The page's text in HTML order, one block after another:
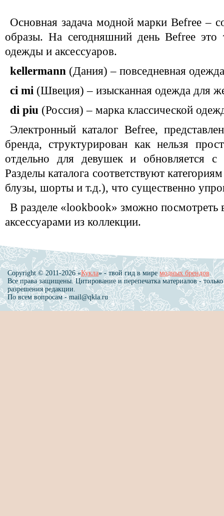
Основная задача модной марки Befree –
образы. На сегодняшний день Befree это
одежды и аксессуаров.
kellermann (Дания) – повседневная
сi mi (Швеция) – изысканная одежда для
di piu (Россия) – марка классической
Электронный каталог Befree,
бренда, структурирован как нельзя
отдельно для девушек и обновляется
Разделы каталога соответствуют
блузы, шорты и т.д.), что существенно
В разделе «lookbook» зможно посмотреть
аксессуарами из коллекции.
Copyright © 2011-2026 «Кукла» - твой гид в миремодных брендов.
Все права защищены. Цитирование и перепечатка материалов - только
разрешения редакции.
По всем вопросам - mail@qkla.ru